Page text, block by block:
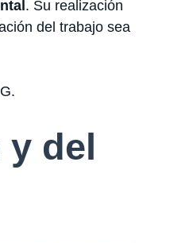
. Su realización
del trabajo sea
del